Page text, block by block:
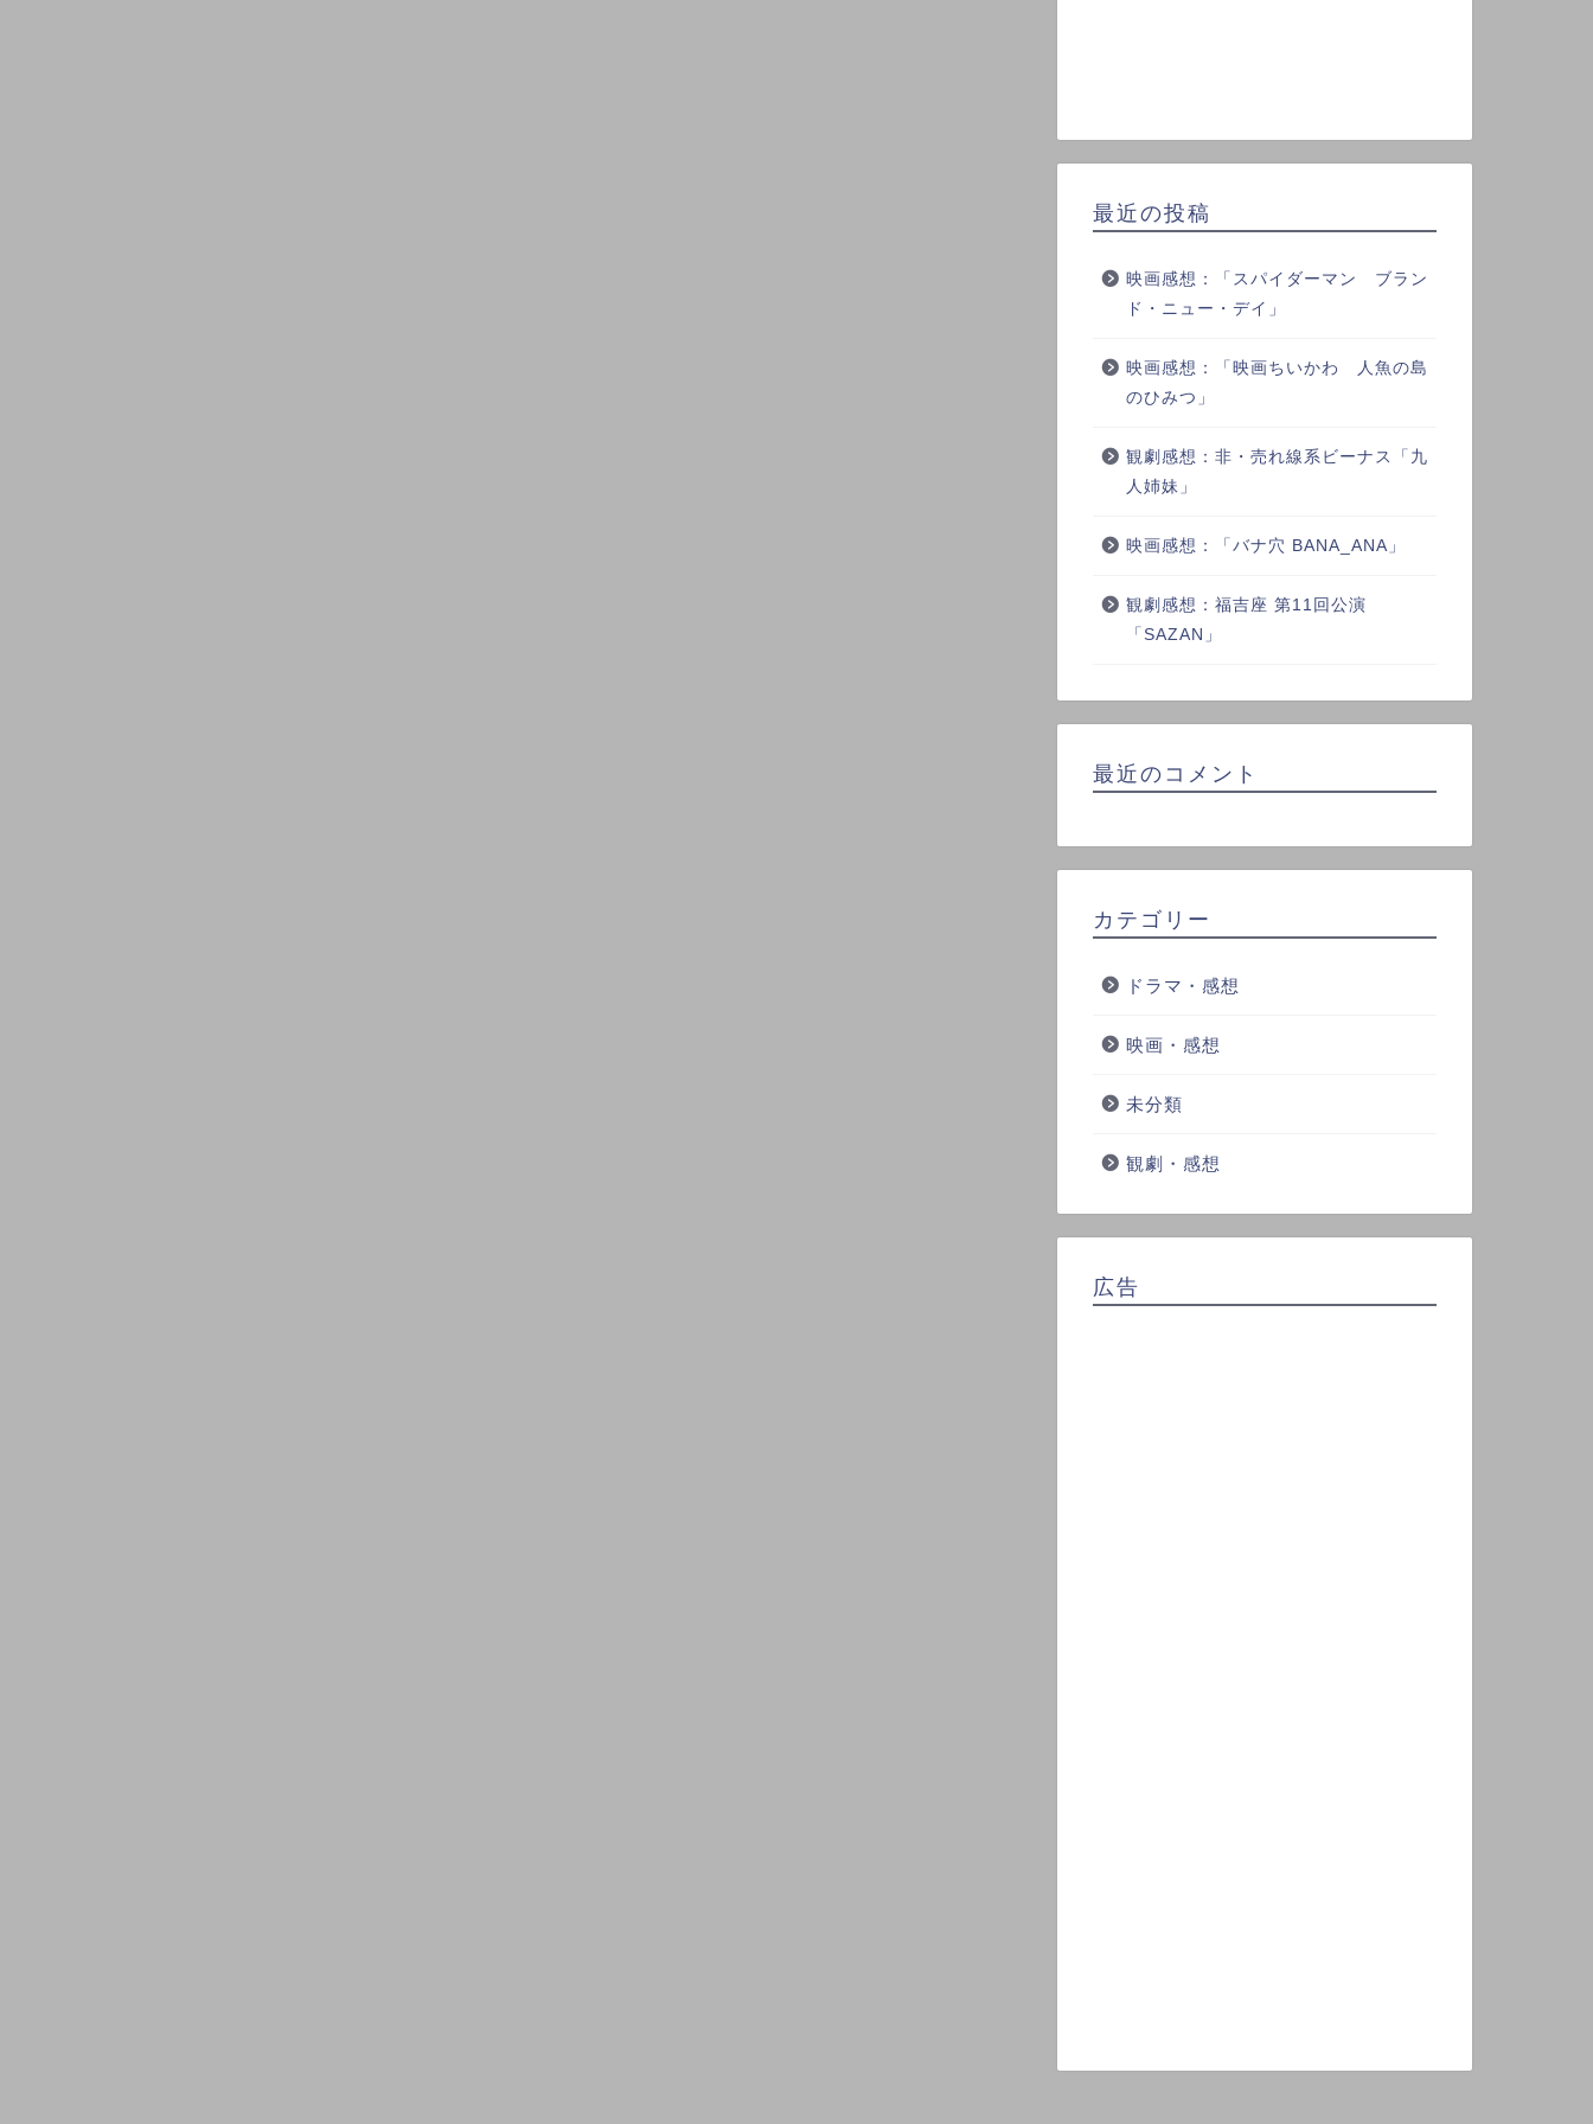
最近の投稿
映画感想：「スパイダーマン ブラン
ド・ニュー・デイ」
映画感想：「映画ちいかわ 人魚の島
のひみつ」
観劇感想：非・売れ線系ビーナス「九
人姉妹」
映画感想：「バナ穴 BANA_ANA」
観劇感想：福吉座 第11回公演
「SAZAN」
最近のコメント
カテゴリー
ドラマ・感想
映画・感想
未分類
観劇・感想
広告